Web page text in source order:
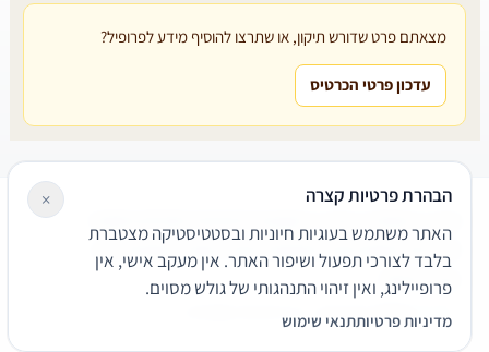
מצאתם פרט שדורש תיקון, או שתרצו להוסיף מידע לפרופיל?
עדכון פרטי הכרטיס
שירותים משפטיים
דרושים צור קשר נגישותפרטיות
תנאי שימוש
© 2026 הפירמה. כל הזכויות שמורות.
הבהרת פרטיות קצרה
האתר משתמש בעוגיות חיוניות ובסטטיסטיקה מצטברת
בלבד לצורכי תפעול ושיפור האתר. אין מעקב אישי, אין
פרופיילינג, ואין זיהוי התנהגותי של גולש מסוים.
מדיניות פרטיותתנאי שימוש
×